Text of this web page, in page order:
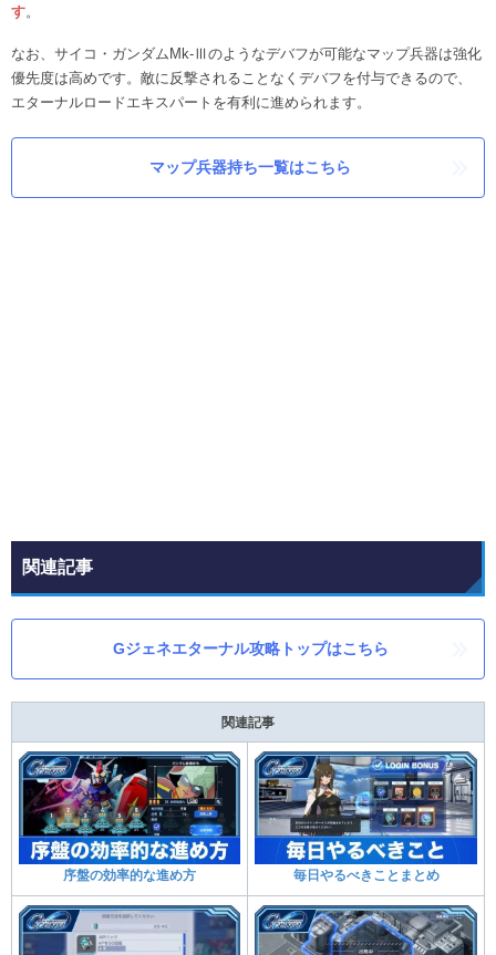
す。
なお、サイコ・ガンダムMk-Ⅲのようなデバフが可能なマップ兵器は強化
優先度は高めです。敵に反撃されることなくデバフを付与できるので、
エターナルロードエキスパートを有利に進められます。
マップ兵器持ち一覧はこちら
関連記事
Gジェネエターナル攻略トップはこちら
関連記事
序盤の効率的な進め方 毎日やるべきことまとめ